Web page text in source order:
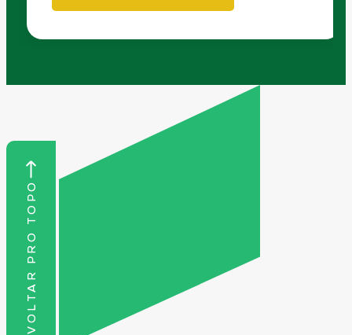
VOLTAR PRO TOPO